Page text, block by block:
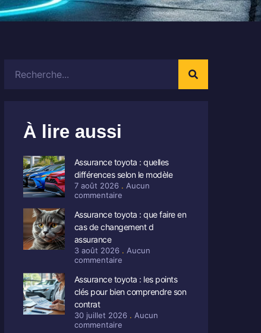
À lire aussi
Assurance toyota : quelles
différences selon le modèle
7 août 2026
Aucun
commentaire
Assurance toyota : que faire en
cas de changement d
assurance
3 août 2026
Aucun
commentaire
Assurance toyota : les points
clés pour bien comprendre son
contrat
30 juillet 2026
Aucun
commentaire